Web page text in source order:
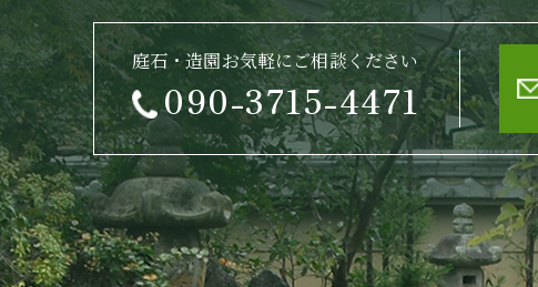
庭石・造園お気軽にご相談ください
090-3715-4471